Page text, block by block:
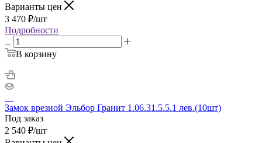
Варианты цен
3 470 ₽/шт
Подробности
В корзину
Замок врезной Эльбор Гранит 1.06.31.5.5.1 лев.(10шт)
Под заказ
2 540 ₽/шт